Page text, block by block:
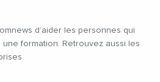
d’aider les personnes qui
formation. Retrouvez aussi les